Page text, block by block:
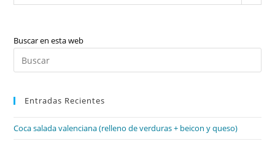
Buscar en esta web
Entradas Recientes
Coca salada valenciana (relleno de verduras + beicon y queso)